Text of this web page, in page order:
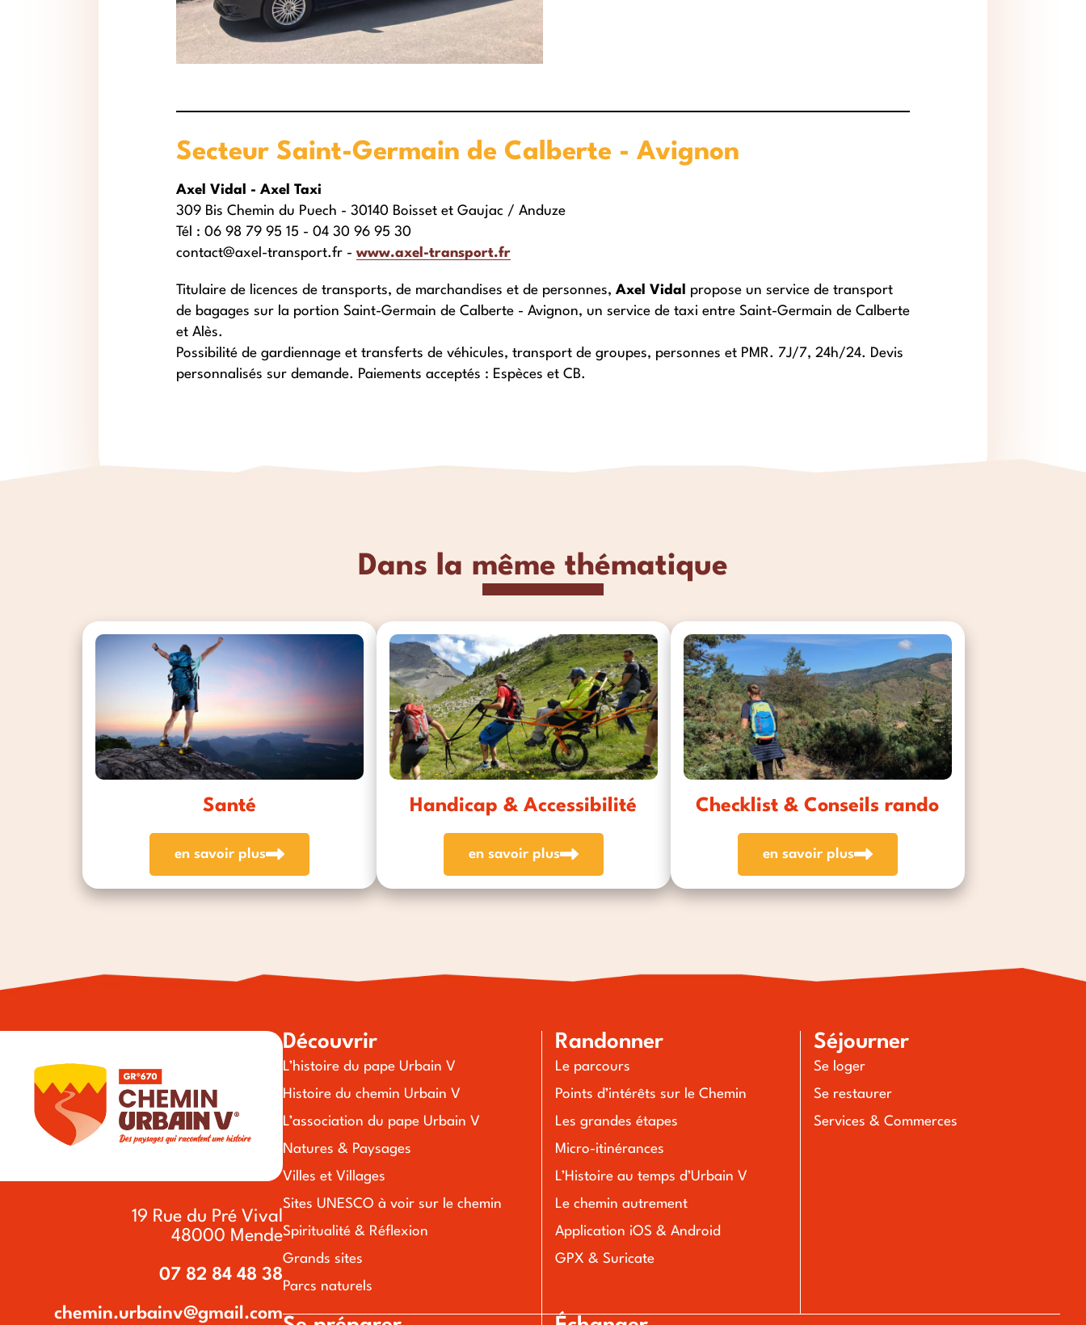
Secteur Saint-Germain de Calberte - Avignon
Axel Vidal - Axel Taxi
309 Bis Chemin du Puech - 30140 Boisset et Gaujac / Anduze
Tél : 06 98 79 95 15 - 04 30 96 95 30
contact@axel-transport.fr - www.axel-transport.fr
Titulaire de licences de transports, de marchandises et de personnes, Axel Vidal propose un service de transport
de bagages sur la portion Saint-Germain de Calberte - Avignon, un service de taxi entre Saint-Germain de Calberte
et Alès.
Possibilité de gardiennage et transferts de véhicules, transport de groupes, personnes et PMR. 7J/7, 24h/24. Devis
personnalisés sur demande. Paiements acceptés : Espèces et CB.
Dans la même thématique
Santé
en savoir plus
Handicap & Accessibilité
en savoir plus
Checklist & Conseils rando
en savoir plus
19 Rue du Pré Vival
48000 Mende
07 82 84 48 38
chemin.urbainv@gmail.com
Découvrir
L’histoire du pape Urbain V
Histoire du chemin Urbain V
L’association du pape Urbain V
Natures & Paysages
Villes et Villages
Sites UNESCO à voir sur le chemin
Spiritualité & Réflexion
Grands sites
Parcs naturels
Randonner
Le parcours
Points d’intérêts sur le Chemin
Les grandes étapes
Micro-itinérances
L’Histoire au temps d’Urbain V
Le chemin autrement
Application iOS & Android
GPX & Suricate
Séjourner
Se loger
Se restaurer
Services & Commerces